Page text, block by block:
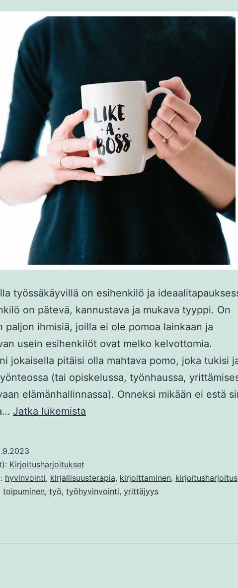
työssäkäyvillä on esihenkilö ja
on pätevä, kannustava ja mukava tyyppi. On
paljon ihmisiä, joilla ei ole pomoa lainkaan ja
usein esihenkilöt ovat melko kelvottomia.
jokaisella pitäisi olla mahtava pomo, joka tukisi
(tai opiskelussa, työnhaussa,
elämänhallinnassa). Onneksi mikään ei estä
Jatka lukemista
Kirjoitusharjoitukset
hyvinvointi, kirjallisuusterapia, kirjoittaminen, kirjoitusharjoitus
toipuminen, työ, työhyvinvointi, yrittäjyys